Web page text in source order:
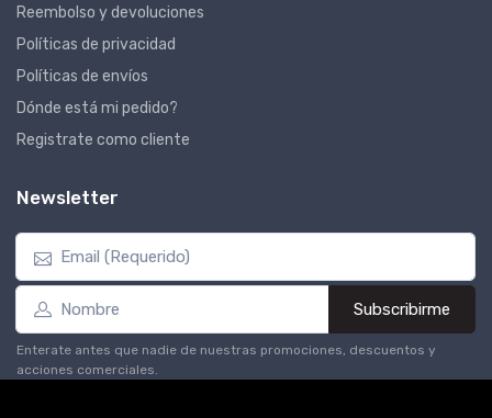
Reembolso y devoluciones
Políticas de privacidad
Políticas de envíos
Dónde está mi pedido?
Registrate como cliente
Newsletter
Subscribirme
Enterate antes que nadie de nuestras promociones, descuentos y
acciones comerciales.